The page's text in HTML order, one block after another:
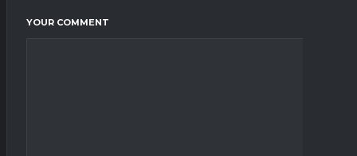
YOUR COMMENT